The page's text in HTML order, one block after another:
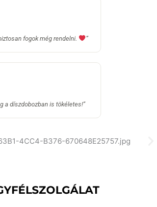
fogok még rendelni. ”
a díszdobozban is tökéletes!”